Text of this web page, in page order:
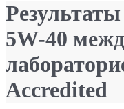
5W-40
Accredited